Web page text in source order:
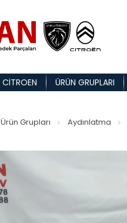
CITROEN ÜRÜN GRUPLARI
Ürün Grupları Aydınlatma